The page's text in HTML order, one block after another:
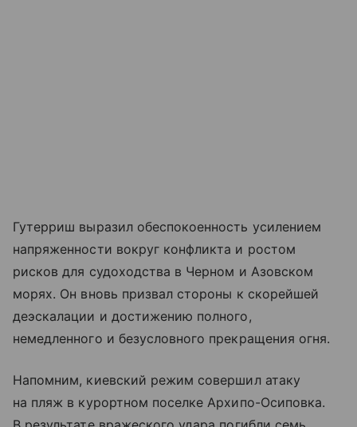
Гутерриш выразил обеспокоенность усилением
напряженности вокруг конфликта и ростом
рисков для судоходства в Черном и Азовском
морях. Он вновь призвал стороны к скорейшей
деэскалации и достижению полного,
немедленного и безусловного прекращения огня.
Напомним, киевский режим совершил атаку
на пляж в курортном поселке Архипо-Осиповка.